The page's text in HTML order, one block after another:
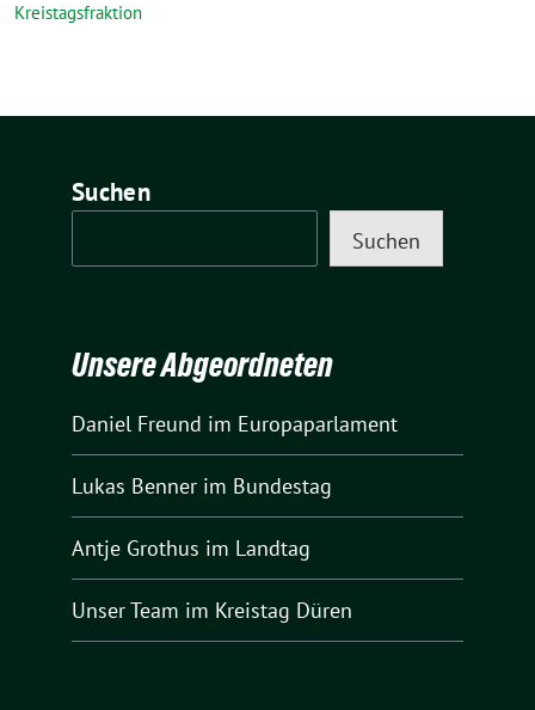
Kreistagsfraktion
Suchen
Suchen
Unsere Abgeordneten
Daniel Freund im Europaparlament
Lukas Benner im Bundestag
Antje Grothus im Landtag
Unser Team im Kreistag Düren